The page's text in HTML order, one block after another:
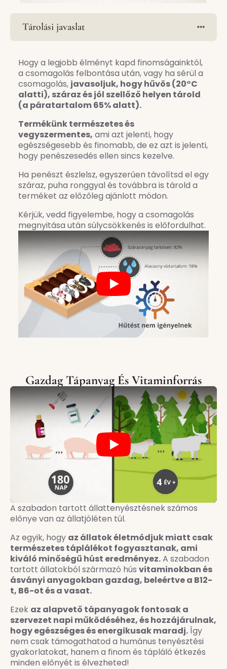
Tárolási javaslat
Play
Hogy a legjobb élményt kapd finomságainktól,
a csomagolás felbontása után, vagy ha sérül a
csomagolás, javasoljuk, hogy hűvös (20°C
alatti), száraz és jól szellőző helyen tárold
(a páratartalom 65% alatt).
Termékünk természetes és
vegyszermentes, ami azt jelenti, hogy
egészségesebb és finomabb, de ez azt is jelenti,
hogy penészesedés ellen sincs kezelve.
Ha penészt észlelsz, egyszerűen távolítsd el egy
száraz, puha ronggyal és továbbra is tárold a
terméket az előzőleg ajánlott módon.
Kérjük, vedd figyelembe, hogy a csomagolás
megnyitása után súlycsökkenés is előfordulhat.
Gazdag Tápanyag És Vitaminforrás
Play
A szabadon tartott állattenyésztésnek számos
előnye van az állatjóléten túl.
Az egyik, hogy az állatok életmódjuk miatt csak
természetes táplálékot fogyasztanak, ami
kiváló minőségű húst eredményez.A szabadon
tartott állatokból származó hús vitaminokban és
ásványi anyagokban gazdag, beleértve a B12-
t, B6-ot és a vasat.
Ezek az alapvető tápanyagok fontosak a
szervezet napi működéséhez, és hozzájárulnak,
hogy egészséges és energikusak maradj.Így
nem csak támogathatod a humánus tenyésztési
gyakorlatokat, hanem a finom és tápláló étkezés
minden előnyét is élvezheted!